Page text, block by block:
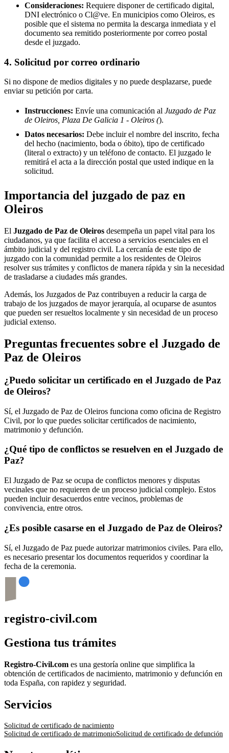
Consideraciones: Requiere disponer de certificado digital,
DNI electrónico o Cl@ve. En municipios como Oleiros, es
posible que el sistema no permita la descarga inmediata y el
documento sea remitido posteriormente por correo postal
desde el juzgado.
4. Solicitud por correo ordinario
Si no dispone de medios digitales y no puede desplazarse, puede
enviar su petición por carta.
Instrucciones: Envíe una comunicación al Juzgado de Paz
de Oleiros, Plaza De Galicia 1 - Oleiros ().
Datos necesarios: Debe incluir el nombre del inscrito, fecha
del hecho (nacimiento, boda o óbito), tipo de certificado
(literal o extracto) y un teléfono de contacto. El juzgado le
remitirá el acta a la dirección postal que usted indique en la
solicitud.
Importancia del juzgado de paz en
Oleiros
El Juzgado de Paz de Oleiros desempeña un papel vital para los
ciudadanos, ya que facilita el acceso a servicios esenciales en el
ámbito judicial y del registro civil. La cercanía de este tipo de
juzgado con la comunidad permite a los residentes de Oleiros
resolver sus trámites y conflictos de manera rápida y sin la necesidad
de trasladarse a ciudades más grandes.
Además, los Juzgados de Paz contribuyen a reducir la carga de
trabajo de los juzgados de mayor jerarquía, al ocuparse de asuntos
que pueden ser resueltos localmente y sin necesidad de un proceso
judicial extenso.
Preguntas frecuentes sobre el Juzgado de
Paz de Oleiros
¿Puedo solicitar un certificado en el Juzgado de Paz
de Oleiros?
Sí, el Juzgado de Paz de Oleiros funciona como oficina de Registro
Civil, por lo que puedes solicitar certificados de nacimiento,
matrimonio y defunción.
¿Qué tipo de conflictos se resuelven en el Juzgado de
Paz?
El Juzgado de Paz se ocupa de conflictos menores y disputas
vecinales que no requieren de un proceso judicial complejo. Estos
pueden incluir desacuerdos entre vecinos, problemas de
convivencia, entre otros.
¿Es posible casarse en el Juzgado de Paz de Oleiros?
Sí, el Juzgado de Paz puede autorizar matrimonios civiles. Para ello,
es necesario presentar los documentos requeridos y coordinar la
fecha de la ceremonia.
registro-civil.com
Gestiona tus trámites
Registro-Civil.com es una gestoría online que simplifica la
obtención de certificados de nacimiento, matrimonio y defunción en
toda España, con rapidez y seguridad.
Servicios
Solicitud de certificado de nacimiento
Solicitud de certificado de matrimonioSolicitud de certificado de defunción